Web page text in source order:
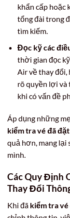
khẩn cấp hoặc
tổng đài trong
tìm kiếm.
Đọc kỹ các
thời gian đọc
Air về thay đổi,
rõ quyền lợi và
khi có vấn đề
Áp dụng những
kiểm tra vé đã
quả hơn, mang lại
mình.
Các Quy Định
Thay Đổi
Khi đã kiểm tra